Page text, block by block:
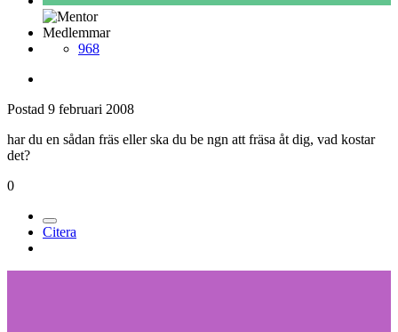
Medlemmar
968
Postad 9 februari 2008
har du en sådan fräs eller ska du be ngn att fräsa åt dig, vad kostar
det?
0
Citera